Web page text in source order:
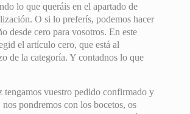
lo que queráis en el apartado de
O si lo preferís, podemos hacer
desde cero para vosotros. En este
el artículo cero, que está al
de la categoría. Y contadnos lo que
tengamos vuestro pedido confirmado y
nos pondremos con los bocetos, os